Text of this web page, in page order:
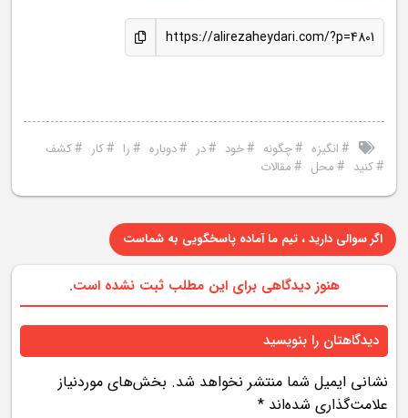
https://alirezaheydari.com/?p=4801
#انگیزه #چگونه #خود #در #دوباره #را #کار #کشف
#کنید #محل #مقالات
اگر سوالی دارید ، تیم ما آماده پاسخگویی به شماست
هنوز دیدگاهی برای این مطلب ثبت نشده است.
دیدگاهتان را بنویسید
نشانی ایمیل شما منتشر نخواهد شد. بخش‌های موردنیاز
علامت‌گذاری شده‌اند *